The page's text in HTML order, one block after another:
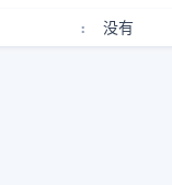
: 没有